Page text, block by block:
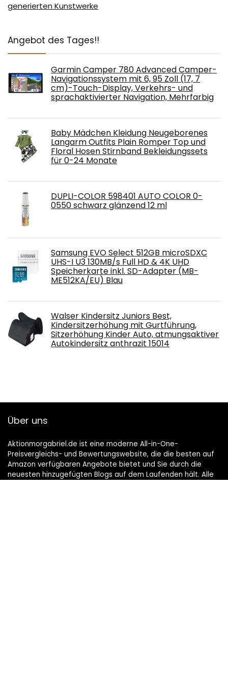
generierten Kunstwerke
Angebot des Tages!!
Garmin Camper 780 Advanced Camper-
Navigationssystem mit 6, 95 Zoll (17, 7
cm)-Touch-Display, Verkehrs- und
sprachaktivierter Navigation, Mehrfarbig
Baby Mädchen Kleidung Neugeborenes
Langarm Outfits Plain Romper Top und
Floral Hosen Stirnband Bekleidungssets
für 0-24 Monate
DUPLI-COLOR 598401 AUTO COLOR 0-
0550 schwarz glänzend 12 ml
Samsung EVO Select 512GB microSDXC
UHS-I U3 130MB/s Full HD & 4K UHD
Speicherkarte inkl. SD-Adapter (MB-
ME512KA/EU) Blau
Walser Kindersitz Juniors Best,
Kindersitzerhöhung mit Gurtführung,
Sitzerhöhung Kinder Auto, atmungsaktiver
Autokindersitz anthrazit 15014
Über uns
Aktionmorgabriel.de ist eine moderne All-in-One-
Preisvergleichs- und Bewertungswebsite, die die besten auf
Amazon verfügbaren Angebote bietet und Sie durch die
neuesten hinzugefügten Blogs auf dem Laufenden hält. Alle